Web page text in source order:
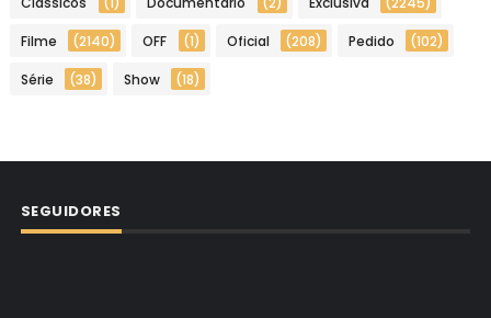
Filme (2140) OFF (1) Oficial (208) Pedido (102)
Série (38) Show (18)
SEGUIDORES